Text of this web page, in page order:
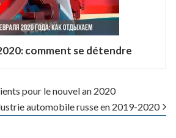
comment se détendre
pour le nouvel an 2020
automobile russe en 2019-2020